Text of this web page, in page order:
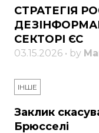
СТРАТЕГІЯ
СЕКТОРІ ЄС
03.15.2026 • by
ІНШЕ
Заклик
Брюсселі